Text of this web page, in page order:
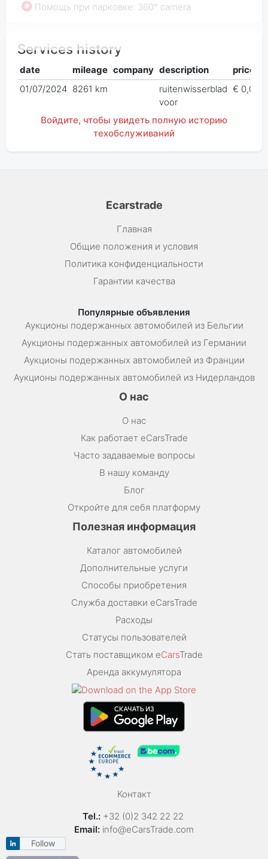
Помощь при парковке: 360° camera
Services history
date mileage company description
price
01/07/2024 8261 km
ruitenwisserblad
voor
€ 0,00
Войдите, чтобы увидеть полную историю
техобслуживаний
Ecarstrade
Главная
Общие положения и условия
Политика конфиденциальности
Гарантии качества
Популярные объявления
Аукционы подержанных автомобилей из Бельгии
Аукционы подержанных автомобилей из Германии
Аукционы подержанных автомобилей из Франции
Аукционы подержанных автомобилей из Нидерландов
О нас
О нас
Как работает eCarsTrade
Часто задаваемые вопросы
В нашу команду
Блог
Откройте для себя платформу
Полезная информация
Каталог автомобилей
Дополнительные услуги
Способы приобретения
Служба доставки eCarsTrade
Расходы
Статусы пользователей
Стать поставщиком eCarsTrade
Аренда аккумулятора
Контакт
Tel.: +32 (0)2 342 22 22
Email: info@eCarsTrade.com
Follow